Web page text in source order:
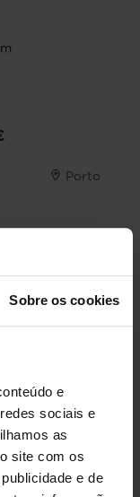
Sobre os cookies
e
sociais e
as
site com os
e de
Porto
20.990 €
16.890 €